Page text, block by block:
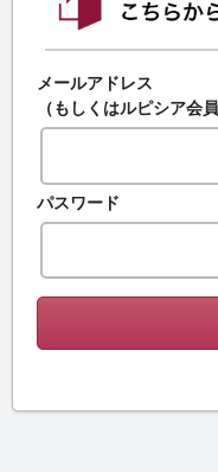
メールアドレス
（もしくはルピシア会員
パスワード